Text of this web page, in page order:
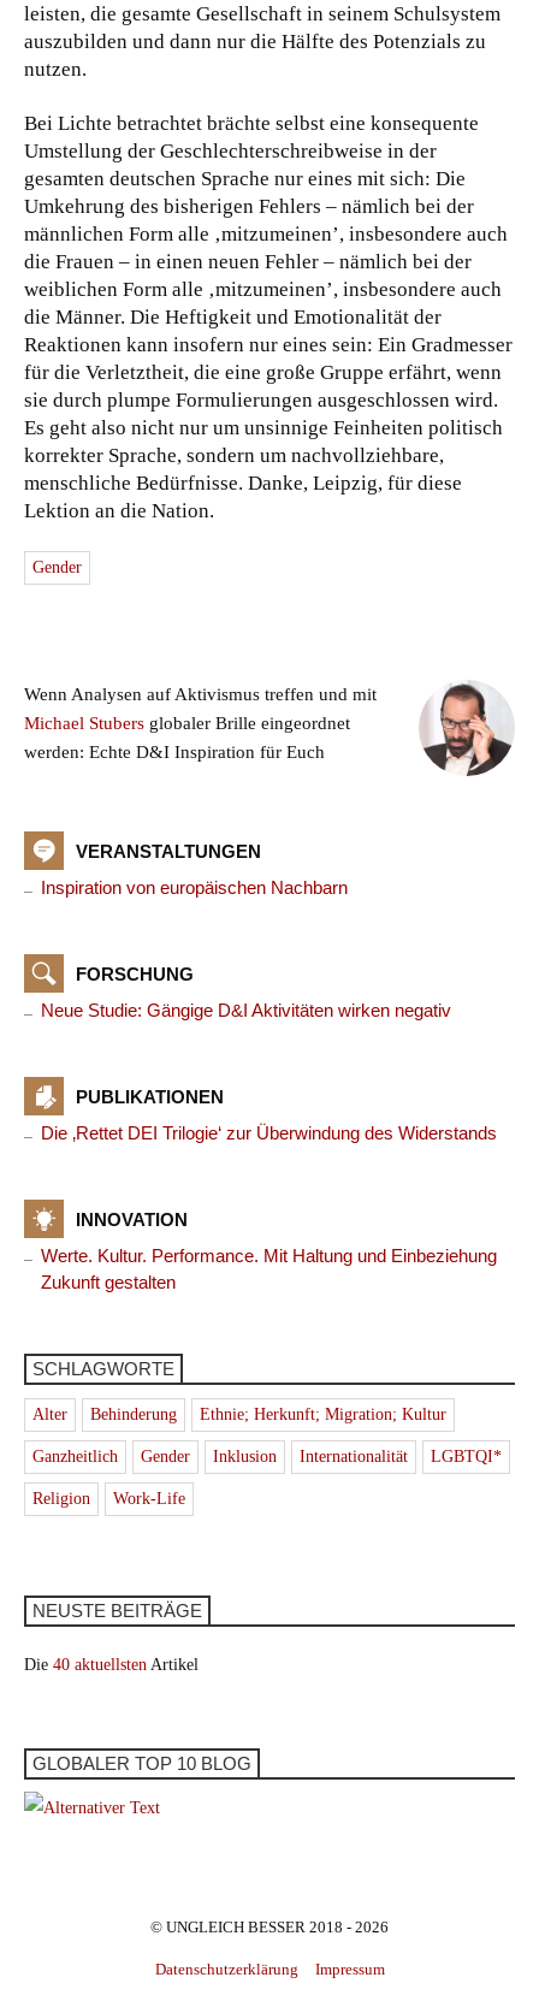
leisten, die gesamte Gesellschaft in seinem Schulsystem
auszubilden und dann nur die Hälfte des Potenzials zu
nutzen.
Bei Lichte betrachtet brächte selbst eine konsequente
Umstellung der Geschlechterschreibweise in der
gesamten deutschen Sprache nur eines mit sich: Die
Umkehrung des bisherigen Fehlers – nämlich bei der
männlichen Form alle ‚mitzumeinen’, insbesondere auch
die Frauen – in einen neuen Fehler – nämlich bei der
weiblichen Form alle ‚mitzumeinen’, insbesondere auch
die Männer. Die Heftigkeit und Emotionalität der
Reaktionen kann insofern nur eines sein: Ein Gradmesser
für die Verletztheit, die eine große Gruppe erfährt, wenn
sie durch plumpe Formulierungen ausgeschlossen wird.
Es geht also nicht nur um unsinnige Feinheiten politisch
korrekter Sprache, sondern um nachvollziehbare,
menschliche Bedürfnisse. Danke, Leipzig, für diese
Lektion an die Nation.
Gender
Wenn Analysen auf Aktivismus treffen und mit
Michael Stubers globaler Brille eingeordnet
werden: Echte D&I Inspiration für Euch
VERANSTALTUNGEN
Inspiration von europäischen Nachbarn
FORSCHUNG
Neue Studie: Gängige D&I Aktivitäten wirken negativ
PUBLIKATIONEN
Die ‚Rettet DEI Trilogie‘ zur Überwindung des Widerstands
INNOVATION
Werte. Kultur. Performance. Mit Haltung und Einbeziehung
Zukunft gestalten
SCHLAGWORTE
Alter Behinderung Ethnie; Herkunft; Migration; Kultur
Ganzheitlich Gender Inklusion Internationalität LGBTQI*
Religion Work-Life
NEUSTE BEITRÄGE
Die 40 aktuellsten Artikel
GLOBALER TOP 10 BLOG
© UNGLEICH BESSER 2018 - 2026
Datenschutzerklärung Impressum